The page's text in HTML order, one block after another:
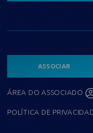
ASSOCIAR
ÁREA DO ASSOCIADO
POLÍTICA DE